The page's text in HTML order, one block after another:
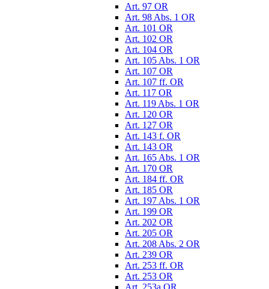
Art. 97 OR
Art. 98 Abs. 1 OR
Art. 101 OR
Art. 102 OR
Art. 104 OR
Art. 105 Abs. 1 OR
Art. 107 OR
Art. 107 ff. OR
Art. 117 OR
Art. 119 Abs. 1 OR
Art. 120 OR
Art. 127 OR
Art. 143 f. OR
Art. 143 OR
Art. 165 Abs. 1 OR
Art. 170 OR
Art. 184 ff. OR
Art. 185 OR
Art. 197 Abs. 1 OR
Art. 199 OR
Art. 202 OR
Art. 205 OR
Art. 208 Abs. 2 OR
Art. 239 OR
Art. 253 ff. OR
Art. 253 OR
Art. 253a OR